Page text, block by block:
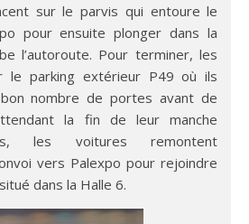
sur le parvis qui entoure le
pour ensuite plonger dans la
l’autoroute. Pour terminer, les
le parking extérieur P49 où ils
nombre de portes avant de
la fin de leur manche
les voitures remontent
vers Palexpo pour rejoindre
dans la Halle 6.